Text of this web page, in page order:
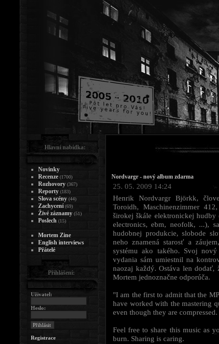
Nordvargr - nový album zdarma
25. 05. 2009 14:24
Henrik Nordvargr Björkk,
Toroidh, Maschinenzimmer
širokej škále elektronickej
electronics, ebm, neofolk, ...),
hudobnej produkcie, slobode
neho znamená starosť a
systému ako takého. Svoj
vydania sám umiestnil na
naozaj každý. Ostáva len
Mortem jednoznačne odporúča.
"I am the first to admit that the
have worked with the mastering
even though they are compressed.
Feel free to share this music as
burn. Sharing is caring.
Hlavní nabídka:
Novinky
Recenze (1700)
Rozhovory (367)
Reporty (183)
Slova scény (44)
Zachycení (69)
Živé záznamy (51)
Poslech (15)
Mortem Zine
English interviews
Přátelé
Přihlášení:
Uživatel:
Heslo:
Registrace